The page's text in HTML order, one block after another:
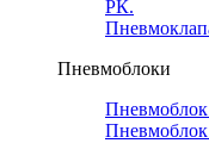
РК.
Пневмоблоки